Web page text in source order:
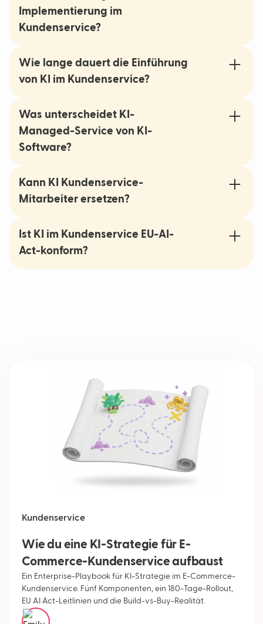
Implementierung im
Kundenservice?
Wie lange dauert die Einführung
von KI im Kundenservice?
Was unterscheidet KI-
Managed-Service von KI-
Software?
Kann KI Kundenservice-
Mitarbeiter ersetzen?
Ist KI im Kundenservice EU-AI-
Act-konform?
Kundenservice
Wie du eine KI-Strategie für E-
Commerce-Kundenservice aufbaust
Ein Enterprise-Playbook für KI-Strategie im E-Commerce-
Kundenservice. Fünf Komponenten, ein 180-Tage-Rollout,
EU AI Act-Leitlinien und die Build-vs-Buy-Realität.